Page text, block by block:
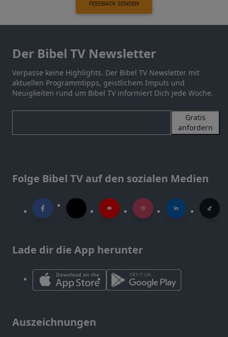
FEEDBACK SENDEN
Der Bibel TV Newsletter
Verpasse keine Highlights. Der Bibel TV Newsletter mit
aktuellen Programmtipps, geistlichem Impuls und
Neuigkeiten rund um Bibel TV informiert Dich jede Woche.
Gratis
anfordern
Folge Bibel TV auf den sozialen Medien
Lade dir die App herunter
Auszeichnungen